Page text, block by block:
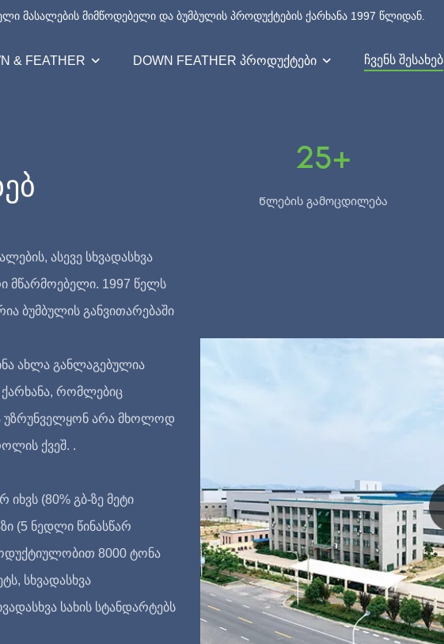
მასალების მიმწოდებელი და ბუმბულის პროდუქტების ქარხანა 1997 წლიდან.
& FEATHER DOWN FEATHER ᲞᲠᲝᲓᲣᲥᲢᲔᲑᲘ ᲩᲕᲔᲜᲡ ᲨᲔᲡᲐᲮᲔᲑ
25+
Წლების გამოცდილება
ასევე სხვადასხვა
მწარმოებელი. 1997 წელს
ბუმბულის განვითარებაში
ახლა განლაგებულია
ქარხანა, რომლებიც
უზრუნველყონ არა მხოლოდ
ქვეშ. .
(80% გბ-ზე მეტი
(5 ნედლი წინასწარ
8000 ტონა
სხვადასხვა
სახის სტანდარტებს